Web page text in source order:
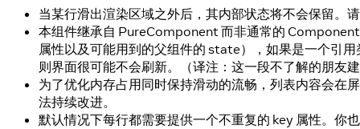
当某行滑出渲染区域之外后，其内部状态将不会保留。
本组件继承自 PureComponent 而非通常的
属性以及可能用到的父组件的 state），如果是一个引
则界面很可能不会刷新。（译注：这一段不了解的朋友
为了优化内存占用同时保持滑动的流畅，列表内容会在
法持续改进。
默认情况下每行都需要提供一个不重复的 key 属性。你